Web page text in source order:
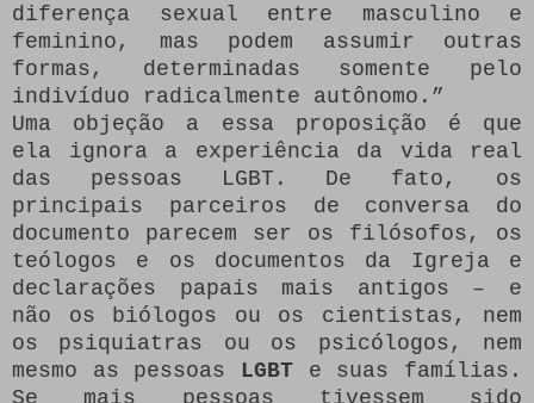
diferença sexual entre masculino e
feminino, mas podem assumir outras
formas, determinadas somente pelo
indivíduo radicalmente autônomo.”
Uma objeção a essa proposição é que
ela ignora a experiência da vida real
das pessoas LGBT. De fato, os
principais parceiros de conversa do
documento parecem ser os filósofos, os
teólogos e os documentos da Igreja e
declarações papais mais antigos – e
não os biólogos ou os cientistas, nem
os psiquiatras ou os psicólogos, nem
mesmo as pessoas LGBT e suas famílias.
Se mais pessoas tivessem sido